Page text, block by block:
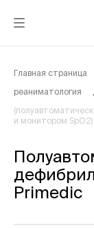
Главная страница
реаниматология
и монитором SpO2)
Primedic